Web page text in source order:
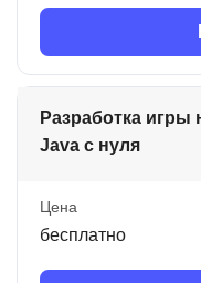
Разработка игры
Java с нуля
Цена
бесплатно